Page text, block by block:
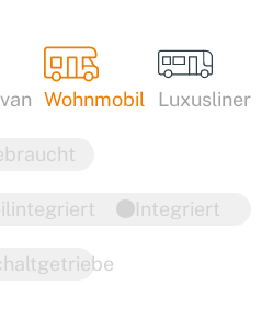
Wohnmobil Luxusliner
Integriert